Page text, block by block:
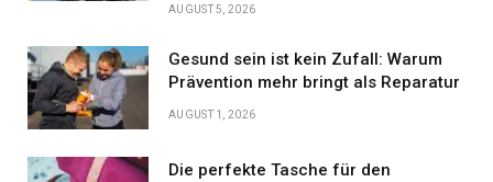
AUGUST 5, 2026
Gesund sein ist kein Zufall: Warum
Prävention mehr bringt als Reparatur
AUGUST 1, 2026
Die perfekte Tasche für den